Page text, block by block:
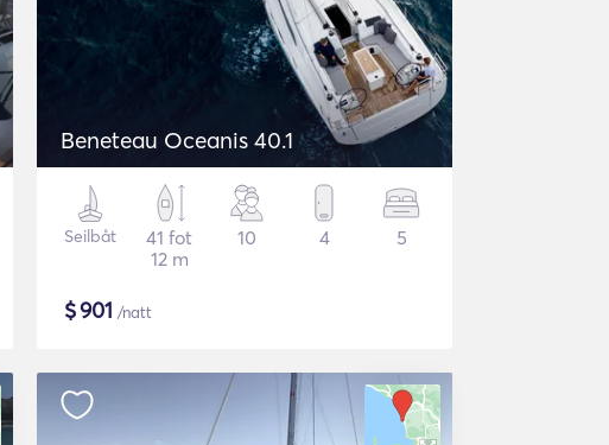
Beneteau Oceanis 40.1
Seilbåt
41 fot
12 m
10 4 5
$901 /natt